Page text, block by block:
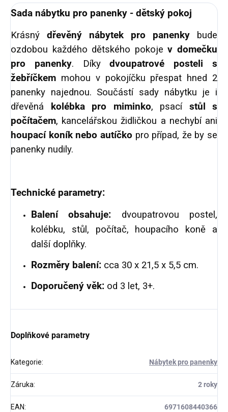
Sada nábytku pro panenky - dětský pokoj
Krásný dřevěný nábytek pro panenky bude
ozdobou každého dětského pokojev domečku
pro panenky. Díkydvoupatrové posteli s
žebříčkem mohou v pokojíčku přespat hned 2
panenky najednou. Součástí sady nábytku je i
dřevěná kolébka pro miminko, psacístůl s
počítačem, kancelářskou židličkou a nechybí ani
houpací koník nebo autíčko pro případ, že by se
panenky nudily.
Technické parametry:
Balení obsahuje: dvoupatrovou postel,
kolébku, stůl, počítač, houpacího koně a
další doplňky.
Rozměry balení: cca 30 x 21,5 x 5,5 cm.
Doporučený věk: od 3 let, 3+.
Doplňkové parametry
Kategorie: Nábytek pro panenky
Záruka: 2 roky
EAN: 6971608440366